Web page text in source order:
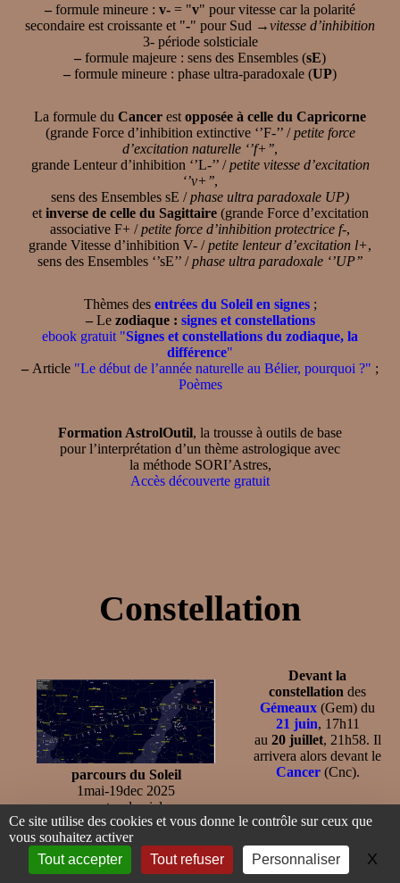
– formule mineure : v- = "v" pour vitesse car la polarité
secondaire est croissante et "-" pour Sud →vitesse d’inhibition
3- période solsticiale
– formule majeure : sens des Ensembles (sE)
– formule mineure : phase ultra-paradoxale (UP)
La formule du Cancer est opposée à celle du Capricorne
(grande Force d’inhibition extinctive ‘’F-’’ /petite force
d’excitation naturelle ‘’f+’’,
grande Lenteur d’inhibition ‘’L-’’ /petite vitesse d’excitation
‘’v+’’,
sens des Ensembles sE /phase ultra paradoxale UP)
et inverse de celle du Sagittaire(grande Force d’excitation
associative F+ /petite force d’inhibition protectrice f-,
grande Vitesse d’inhibition V- /petite lenteur d’excitation l+,
sens des Ensembles ‘’sE’’ /phase ultra paradoxale ‘’UP’’
Thèmes des entrées du Soleil en signes;
–Le zodiaque : signes et constellations
ebook gratuit "Signes et constellations du zodiaque, la
différence"
– Article "Le début de l’année naturelle au Bélier, pourquoi ?" ;
Poèmes
Formation AstrolOutil, la trousse à outils de base
pour l’interprétation d’un thème astrologique avec
la méthode SORI’Astres,
Accès découverte gratuit
Constellation
parcours du Soleil
1mai-19dec 2025
cartes du ciel
Devant la
constellation des
Gémeaux (Gem) du
21 juin, 17h11
au 20 juillet, 21h58. Il
arrivera alors devant le
Cancer(Cnc).
–Ci-contre, sa
position dans le plan
équatorial devant les
constellations de jour en jour
du 1er mai , 0h TU (11e TAU) au 19 décembre 2025, 0h TU
Ce site utilise des cookies et vous donne le contrôle sur ceux que
vous souhaitez activer
Tout accepter
Tout refuser Personnaliser X